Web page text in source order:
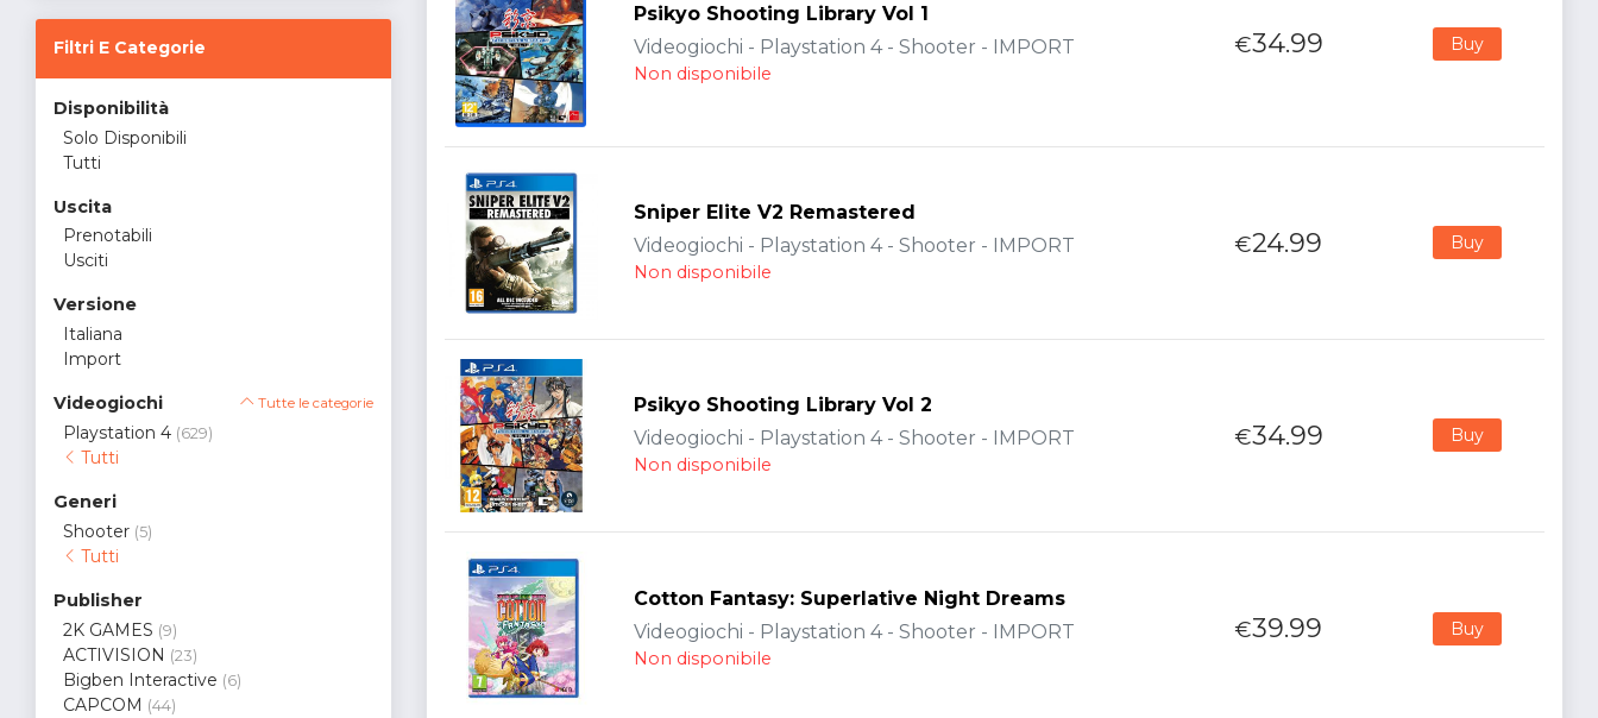
Filtri E Categorie
Disponibilità
Solo Disponibili
Tutti
Uscita
Prenotabili
Usciti
Versione
Italiana
Import
Videogiochi Tutte le categorie
Playstation 4 (629)
Tutti
Generi
Shooter (5)
Tutti
Publisher
2K GAMES (9)
ACTIVISION (23)
Bigben Interactive (6)
CAPCOM (44)
Psikyo Shooting Library Vol 1
Videogiochi - Playstation 4 - Shooter - IMPORT
Non disponibile
€34.99 Buy
Sniper Elite V2 Remastered
Videogiochi - Playstation 4 - Shooter - IMPORT
Non disponibile
€24.99 Buy
Psikyo Shooting Library Vol 2
Videogiochi - Playstation 4 - Shooter - IMPORT
Non disponibile
€34.99 Buy
Cotton Fantasy: Superlative Night Dreams
Videogiochi - Playstation 4 - Shooter - IMPORT
Non disponibile
€39.99 Buy